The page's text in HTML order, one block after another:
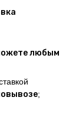
любым
;